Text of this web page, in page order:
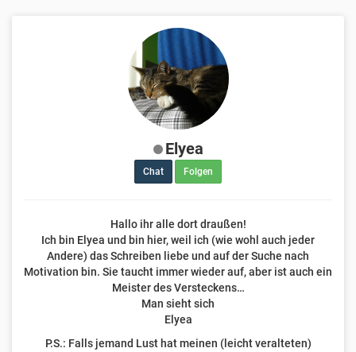
Elyea
Chat Folgen
Hallo ihr alle dort draußen!
Ich bin Elyea und bin hier, weil ich (wie wohl auch jeder
Andere) das Schreiben liebe und auf der Suche nach
Motivation bin. Sie taucht immer wieder auf, aber ist auch ein
Meister des Versteckens…
Man sieht sich
Elyea
P.S.: Falls jemand Lust hat meinen (leicht veralteten)